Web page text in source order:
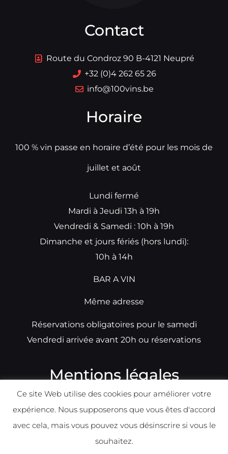
Contact
Route du Condroz 90 B-4121 Neupré
+32 (0)4 262 65 26
info@100vins.be
Horaire
100 % vin passe en horaire d’été pour les mois de
juillet et août
Lundi fermé
Mardi à Jeudi 13h à 19h
Vendredi & Samedi : 10h à 19h
Dimanche et jours fériés (hors lundi):
10h à 14h
BAR A VIN
Même adresse
Réservations obligatoires pour le samedi
Vendredi arrivée avant 20h ou réservations
Mentions légales
Ce site Web utilise des cookies pour améliorer votre
expérience. Nous supposerons que vous êtes d'accord
avec cela, mais vous pouvez vous désinscrire si vous le
souhaitez.